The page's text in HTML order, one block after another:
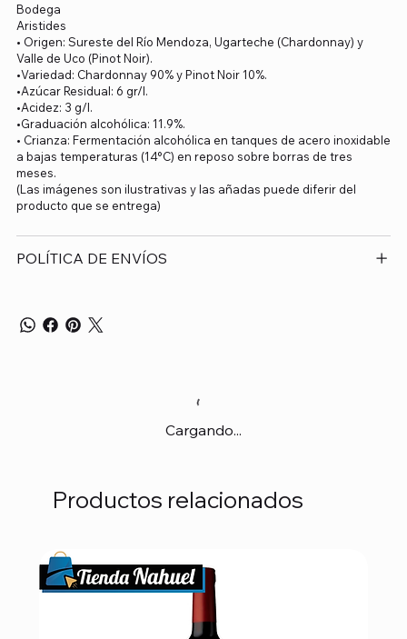
Bodega
Aristides
• Origen: Sureste del Río Mendoza, Ugarteche (Chardonnay) y
Valle de Uco (Pinot Noir).
•Variedad: Chardonnay 90% y Pinot Noir 10%.
•Azúcar Residual: 6 gr/l.
•Acidez: 3 g/I.
•Graduación alcohólica: 11.9%.
• Crianza: Fermentación alcohólica en tanques de acero inoxidable
a bajas temperaturas (14°C) en reposo sobre borras de tres
meses.
(Las imágenes son ilustrativas y las añadas puede diferir del
producto que se entrega)
POLÍTICA DE ENVÍOS
Cargando...
Productos relacionados